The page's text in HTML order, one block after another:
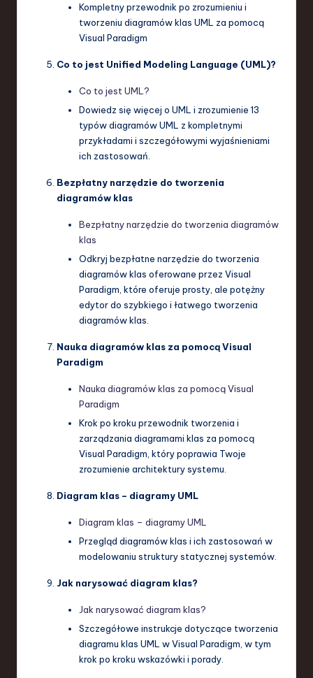
Kompletny przewodnik po zrozumieniu i
tworzeniu diagramów klas UML za pomocą
Visual Paradigm
Co to jest Unified Modeling Language (UML)?
Co to jest UML?
Dowiedz się więcej o UML i zrozumienie 13
typów diagramów UML z kompletnymi
przykładami i szczegółowymi wyjaśnieniami
ich zastosowań.
Bezpłatny narzędzie do tworzenia
diagramów klas
Bezpłatny narzędzie do tworzenia diagramów
klas
Odkryj bezpłatne narzędzie do tworzenia
diagramów klas oferowane przez Visual
Paradigm, które oferuje prosty, ale potężny
edytor do szybkiego i łatwego tworzenia
diagramów klas.
Nauka diagramów klas za pomocą Visual
Paradigm
Nauka diagramów klas za pomocą Visual
Paradigm
Krok po kroku przewodnik tworzenia i
zarządzania diagramami klas za pomocą
Visual Paradigm, który poprawia Twoje
zrozumienie architektury systemu.
Diagram klas – diagramy UML
Diagram klas – diagramy UML
Przegląd diagramów klas i ich zastosowań w
modelowaniu struktury statycznej systemów.
Jak narysować diagram klas?
Jak narysować diagram klas?
Szczegółowe instrukcje dotyczące tworzenia
diagramu klas UML w Visual Paradigm, w tym
krok po kroku wskazówki i porady.